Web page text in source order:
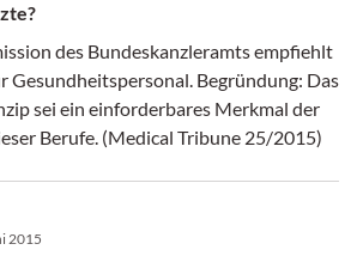
des Bundeskanzleramts empfiehlt
Gesundheitspersonal. Begründung: Das
sei ein einforderbares Merkmal der
Berufe. (Medical Tribune 25/2015)
2015